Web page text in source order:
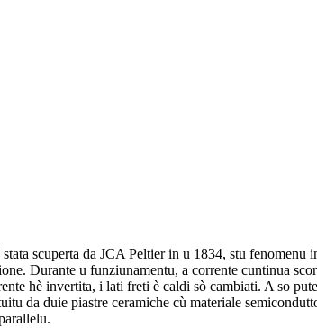
scuperta da JCA Peltier in u 1834, stu
Durante u funziunamentu, a corrente cuntinua
hè invertita, i lati freti è caldi sò cambiati. A so
da duie piastre ceramiche cù materiale